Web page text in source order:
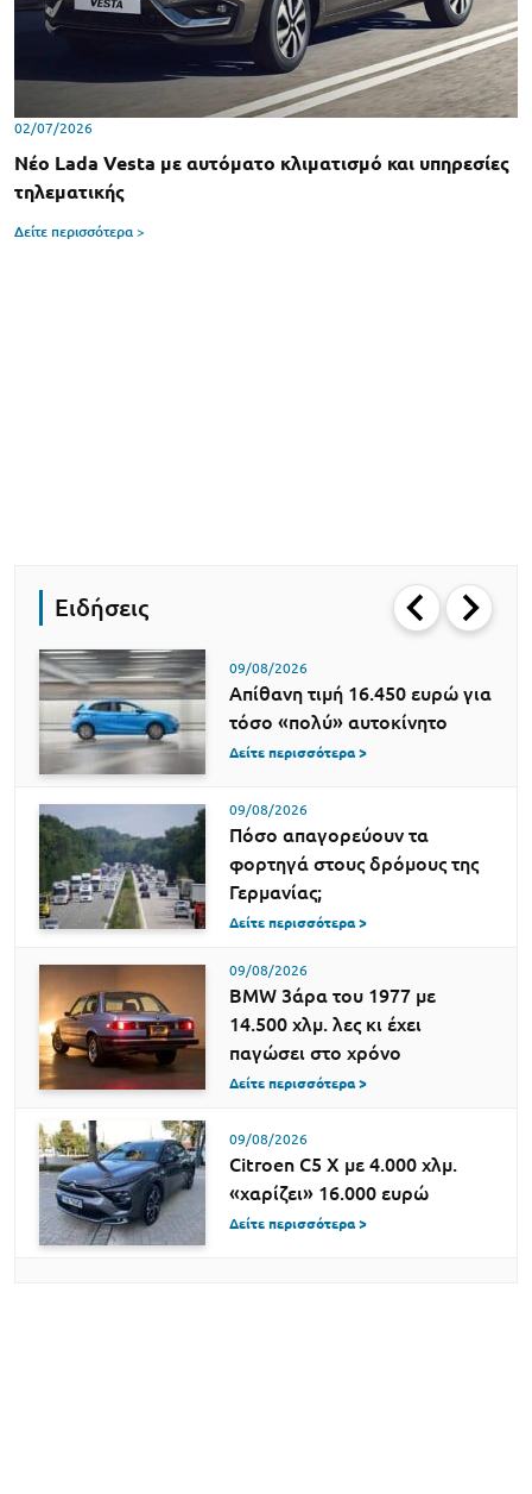
02/07/2026
Νέο Lada Vesta με αυτόματο κλιματισμό και υπηρεσίες
τηλεματικής
Δείτε περισσότερα >
Ειδήσεις
09/08/2026
Απίθανη τιμή 16.450 ευρώ για
τόσο «πολύ» αυτοκίνητο
Δείτε περισσότερα >
09/08/2026
Πόσο απαγορεύουν τα
φορτηγά στους δρόμους της
Γερμανίας;
Δείτε περισσότερα >
09/08/2026
BMW 3άρα του 1977 με
14.500 χλμ. λες κι έχει
παγώσει στο χρόνο
Δείτε περισσότερα >
09/08/2026
Citroen C5 X με 4.000 χλμ.
«χαρίζει» 16.000 ευρώ
Δείτε περισσότερα >